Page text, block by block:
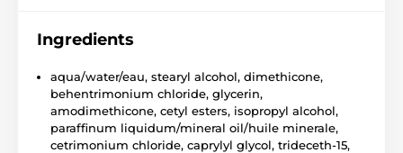
Ingredients
aqua/water/eau, stearyl alcohol, dimethicone,
behentrimonium chloride, glycerin,
amodimethicone, cetyl esters, isopropyl alcohol,
paraffinum liquidum/mineral oil/huile minerale,
cetrimonium chloride, caprylyl glycol, trideceth-15,